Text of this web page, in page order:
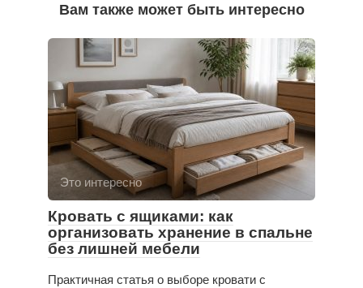
Вам также может быть интересно
Это интересно
Кровать с ящиками: как
организовать хранение в спальне
без лишней мебели
Практичная статья о выборе кровати с